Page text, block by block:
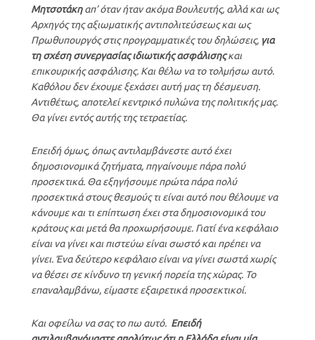
Μητσοτάκηαπ’ όταν ήταν ακόμα Βουλευτής, αλλά και ως
Αρχηγός της αξιωματικής αντιπολιτεύσεως και ως
Πρωθυπουργός στις προγραμματικές του δηλώσεις, για
τη σχέση συνεργασίαςιδιωτικής ασφάλισηςκαι
επικουρικής ασφάλισης. Και θέλω να το τολμήσω αυτό.
Καθόλου δεν έχουμε ξεχάσει αυτή μας τη δέσμευση.
Αντιθέτως, αποτελεί κεντρικό πυλώνα της πολιτικής μας.
Θα γίνει εντός αυτής της τετραετίας.
Επειδή όμως, όπως αντιλαμβάνεστε αυτό έχει
δημοσιονομικά ζητήματα, πηγαίνουμε πάρα πολύ
προσεκτικά. Θα εξηγήσουμε πρώτα πάρα πολύ
προσεκτικά στους θεσμούς τι είναι αυτό που θέλουμε να
κάνουμε και τι επίπτωση έχει στα δημοσιονομικά του
κράτους και μετά θα προχωρήσουμε. Γιατί ένα κεφάλαιο
είναι να γίνει και πιστεύω είναι σωστό και πρέπει να
γίνει. Ένα δεύτερο κεφάλαιο είναι να γίνει σωστά χωρίς
να θέσει σε κίνδυνο τη γενική πορεία της χώρας. Το
επαναλαμβάνω, είμαστε εξαιρετικά προσεκτικοί.
Και οφείλω να σας το πω αυτό. Επειδή